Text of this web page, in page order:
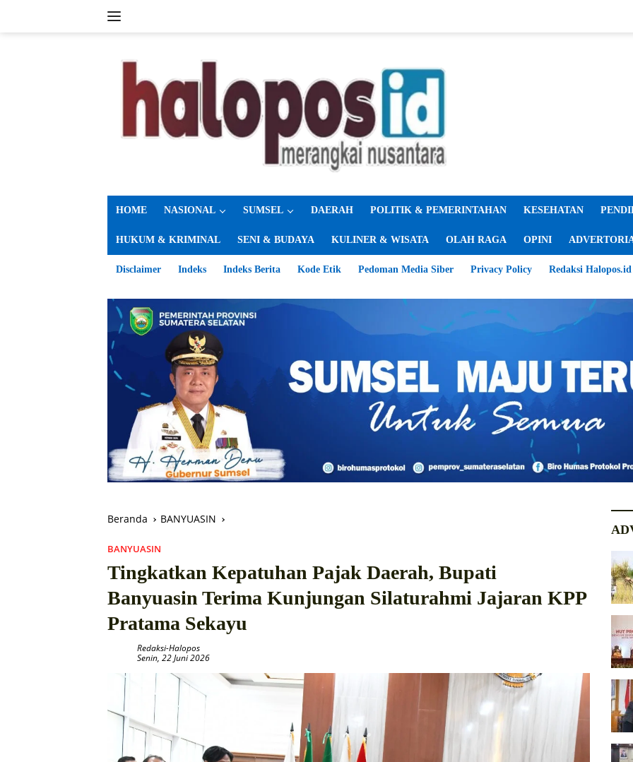
HOME NASIONAL SUMSEL DAERAH POLITIK & PEMERINTAHAN KESEHATAN
HUKUM & KRIMINAL SENI & BUDAYA KULINER & WISATA OLAH RAGA OPINI
Disclaimer Indeks Indeks Berita Kode Etik Pedoman Media Siber Privacy Policy Redaksi Halopos.id
Beranda BANYUASIN
BANYUASIN
Tingkatkan Kepatuhan Pajak Daerah, Bupati
Banyuasin Terima Kunjungan Silaturahmi Jajaran KPP
Pratama Sekayu
Redaksi-Halopos
Senin, 22 Juni 2026